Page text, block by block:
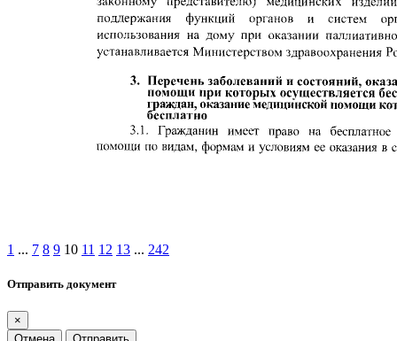
1 ... 7 8 9 10 11 12 13 ... 242
Отправить документ
×